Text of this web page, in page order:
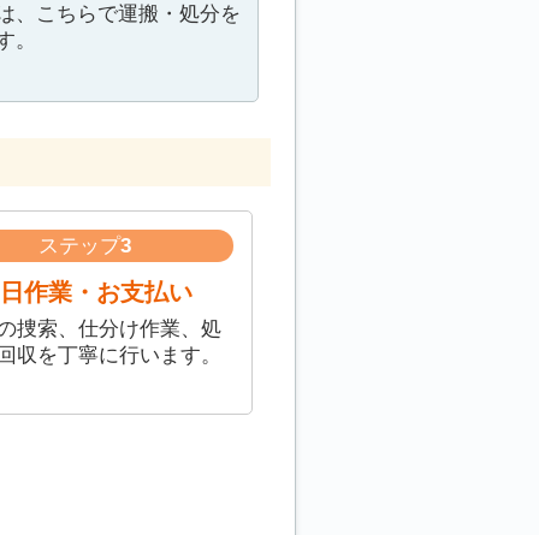
、こちらで運搬・処分を
。
ステップ3
作業・お支払い
捜索、仕分け作業、処
収を丁寧に行います。